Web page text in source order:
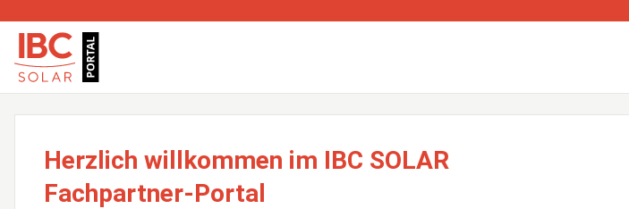
Herzlich willkommen im IBC SOLAR
Fachpartner-Portal